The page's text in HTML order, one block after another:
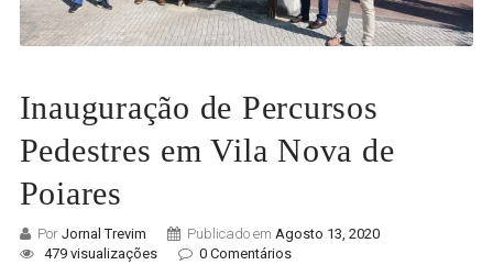
Inauguração de Percursos
Pedestres em Vila Nova de
Poiares
Por Jornal Trevim Publicado em Agosto 13, 2020
479 visualizações
0 Comentários